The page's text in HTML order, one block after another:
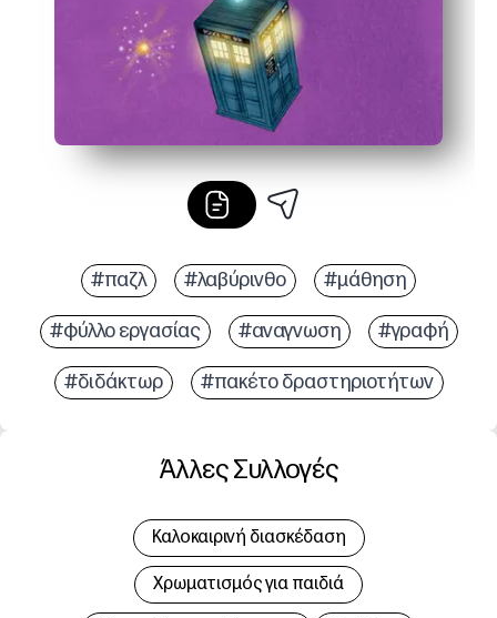
#παζλ #λαβύρινθο #μάθηση
#φύλλο εργασίας #αναγνωση #γραφή
#διδάκτωρ #πακέτο δραστηριοτήτων
Άλλες Συλλογές
Καλοκαιρινή διασκέδαση
Χρωματισμός για παιδιά